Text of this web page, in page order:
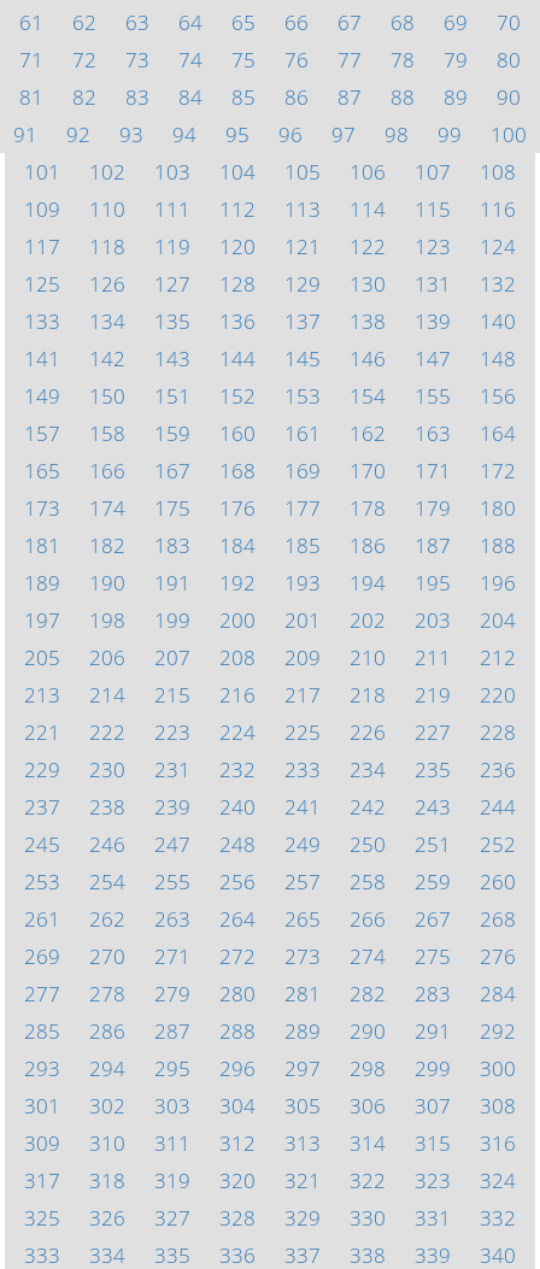
61
62 63 64 65 66 67 68 69
70
71
72 73 74 75 76 77 78 79
80
81
82 83 84 85 86 87 88 89
90
91
92 93 94 95 96 97 98 99
100
101
102 103 104 105 106 107
108
109
110 111 112 113 114 115
116
117
118 119 120 121 122 123
124
125
126 127 128 129 130 131
132
133
134 135 136 137 138 139
140
141
142 143 144 145 146 147
148
149
150 151 152 153 154 155
156
157
158 159 160 161 162 163
164
165
166 167 168 169 170 171
172
173
174 175 176 177 178 179
180
181
182 183 184 185 186 187
188
189
190 191 192 193 194 195
196
197
198 199 200 201 202 203
204
205
206 207 208 209 210 211
212
213
214 215 216 217 218 219
220
221
222 223 224 225 226 227
228
229
230 231 232 233 234 235
236
237
238 239 240 241 242 243
244
245
246 247 248 249 250 251
252
253
254 255 256 257 258 259
260
261
262 263 264 265 266 267
268
269
270 271 272 273 274 275
276
277
278 279 280 281 282 283
284
285
286 287 288 289 290 291
292
293
294 295 296 297 298 299
300
301
302 303 304 305 306 307
308
309
310 311 312 313 314 315
316
317
318 319 320 321 322 323
324
325
326 327 328 329 330 331
332
333
334 335 336 337 338 339 340